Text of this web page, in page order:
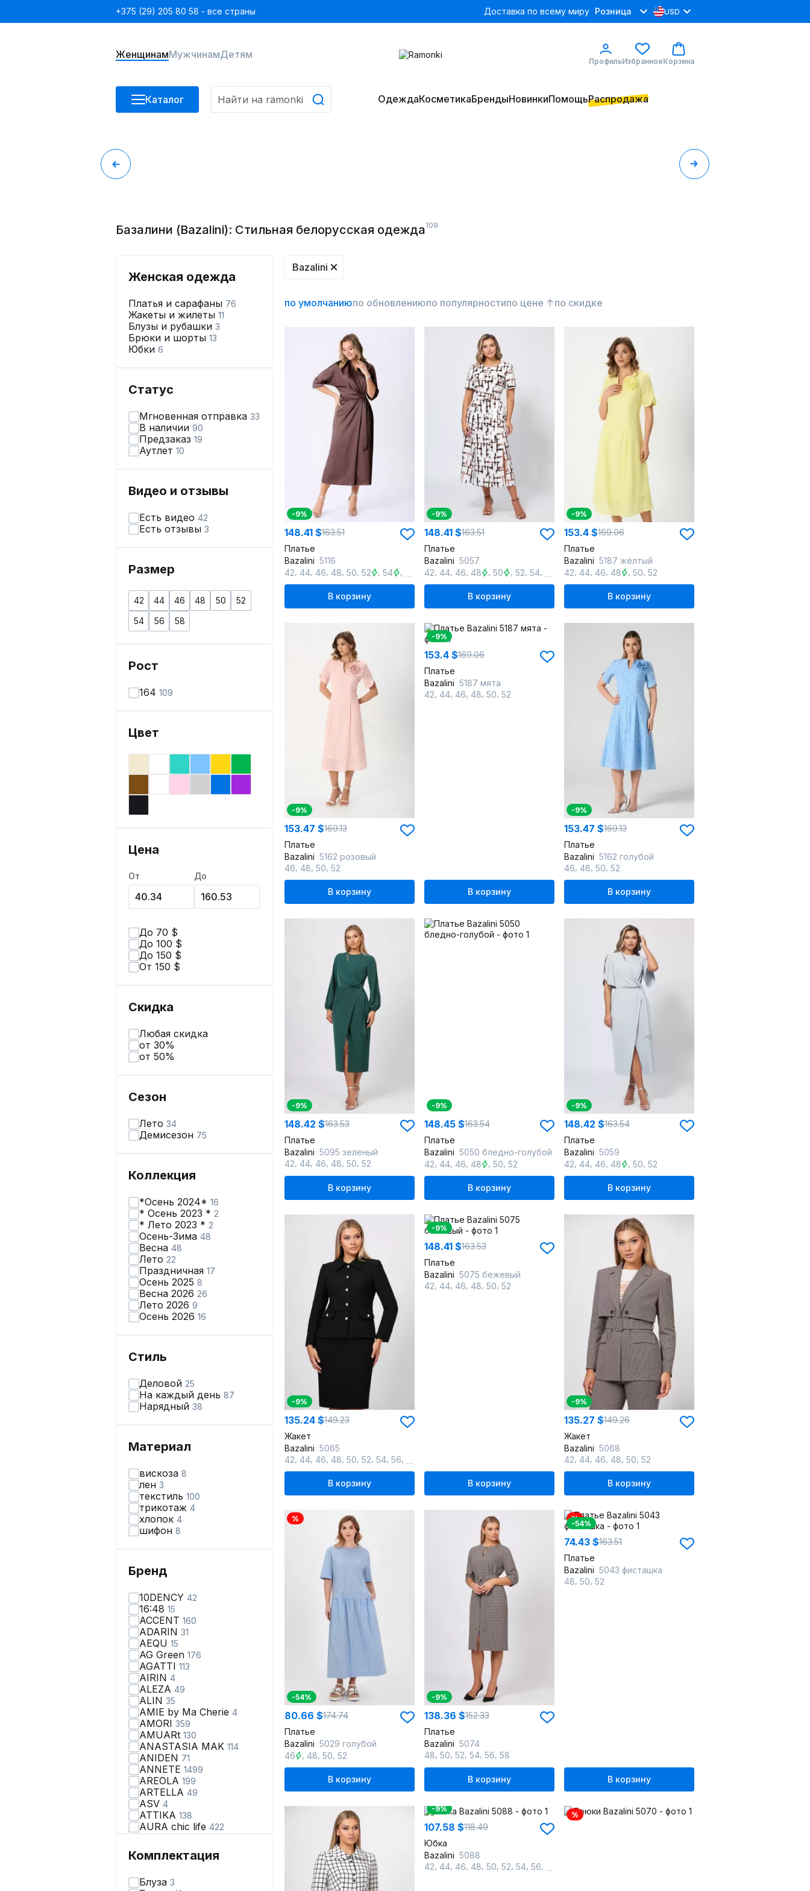
+375 (29) 205 80 58 - все страны Доставка по всему миру Розница USD
ЖенщинамМужчинамДетям
ПрофильИзбранноеКорзина
Каталог ОдеждаКосметикаБрендыНовинкиПомощьРаспродажа
Базалини (Bazalini): Стильная белорусская одежда109
Женская одежда
Платья и сарафаны 76
Жакеты и жилеты 11
Блузы и рубашки 3
Брюки и шорты 13
Юбки 6
Статус
Мгновенная отправка 33
В наличии 90
Предзаказ 19
Аутлет 10
Видео и отзывы
Есть видео 42
Есть отзывы 3
Размер
42 44 46 48 50
52
54
56 58
Рост
164 109
Цвет
Цена
От До
До 70 $
До 100 $
До 150 $
От 150 $
Скидка
Любая скидка
от 30%
от 50%
Сезон
Лето 34
Демисезон 75
Коллекция
*Осень 2024* 16
* Осень 2023 * 2
* Лето 2023 * 2
Осень-Зима 48
Весна 48
Лето 22
Праздничная 17
Осень 2025 8
Весна 2026 26
Лето 2026 9
Осень 2026 16
Стиль
Деловой 25
На каждый день 87
Нарядный 38
Материал
вискоза 8
лен 3
текстиль 100
трикотаж 4
хлопок 4
шифон 8
Бренд
10DENCY 42
16:48 15
ACCENT 160
ADARIN 31
AEQU 15
AG Green 176
AGATTI 113
AIRIN 4
ALEZA 49
ALIN 35
AMIE by Ma Сherie 4
AMORI 359
AMUARt 130
ANASTASIA MAK 114
ANIDEN 71
ANNETE 1499
AREOLA 199
ARTELLA 49
ASV 4
ATTIKA 138
AURA chic life 422
AVEEVA66
AXXA 67
Комплектация
Блуза 3
Bazalini
по умолчаниюпо обновлениюпо популярностипо цене ↑по скидке
-9%
148.41 $163.51
Платье
Bazalini 5116
42 44 46 48 50 52 ,54 ,58
В корзину
-9%
148.41 $163.51
Платье
Bazalini 5057
42 44 46 48 ,50 52 54 ,58
В корзину
-9%
153.4 $169.06
Платье
Bazalini 5187 желтый
42 44 46 48 ,50 ,52
В корзину
-9%
153.47 $169.13
Платье
Bazalini 5162 розовый
46 48 50 52
В корзину
-9%
153.4 $169.06
Платье
Bazalini 5187 мята
42 44 46 48 50 52
В корзину
-9%
153.47 $169.13
Платье
Bazalini 5162 голубой
46 48 50 52
В корзину
-9%
148.42 $163.53
Платье
Bazalini 5095 зеленый
42 44 46 48 50 52
В корзину
-9%
148.45 $163.54
Платье
Bazalini 5050 бледно-голубой
42 44 46 48 ,50 ,52
В корзину
-9%
148.42 $163.54
Платье
Bazalini 5059
42 44 46 48 ,50 ,52
В корзину
-9%
135.24 $149.23
Жакет
Bazalini 5065
42 44 46 48 50 52 54 56
В корзину
-9%
148.41 $163.53
Платье
Bazalini 5075 бежевый
42 44 46 48 50 52
В корзину
-9%
135.27 $149.26
Жакет
Bazalini 5068
42 44 46 48 50 52
В корзину
%
-54%
80.66 $174.74
Платье
Bazalini 5029 голубой
46
48 ,50 ,52
В корзину
-9%
138.36 $152.33
Платье
Bazalini 5074
48 50 52 54 56 58
В корзину
%
-54%
74.43 $163.51
Платье
Bazalini 5043 фисташка
48 50 52
В корзину
-9%
107.58 $118.49
Юбка
Bazalini 5088
42 44 46 48 50 52 54 56
%